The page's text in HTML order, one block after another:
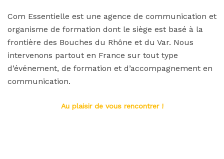
Com Essentielle est une agence de communication et
organisme de formation dont le siège est basé à la
frontière des Bouches du Rhône et du Var. Nous
intervenons partout en France sur tout type
d’événement, de formation et d’accompagnement en
communication.
Au plaisir de vous rencontrer !